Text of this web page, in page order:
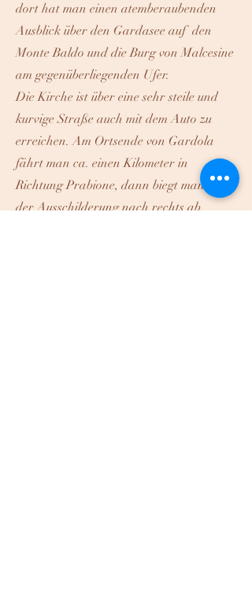
dort hat man einen atemberaubenden
Ausblick über den Gardasee auf den
Monte Baldo und die Burg von Malcesine
am gegenüberliegenden Ufer.
Die Kirche ist über eine sehr steile und
kurvige Straße auch mit dem Auto zu
erreichen. Am Ortsende von Gardola
fährt man ca. einen Kilometer in
Richtung Prabione, dann biegt man an
der Ausschilderung nach rechts ab.